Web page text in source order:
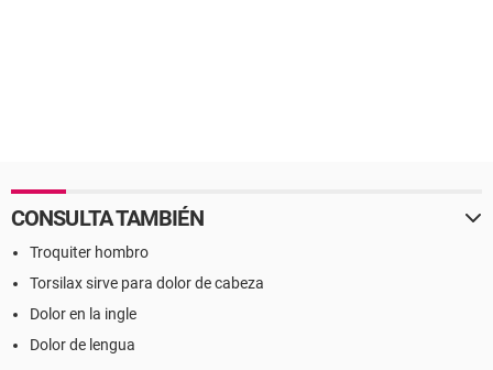
CONSULTA TAMBIÉN
Troquiter hombro
Torsilax sirve para dolor de cabeza
Dolor en la ingle
Dolor de lengua